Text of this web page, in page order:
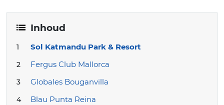
Inhoud
Sol Katmandu Park & Resort
Fergus Club Mallorca
Globales Bouganvilla
Blau Punta Reina